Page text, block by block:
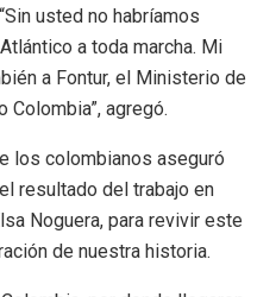
usted no habríamos
a toda marcha. Mi
a Fontur, el Ministerio de
Colombia”, agregó.
los colombianos aseguró
resultado del trabajo en
Noguera, para revivir este
de nuestra historia.